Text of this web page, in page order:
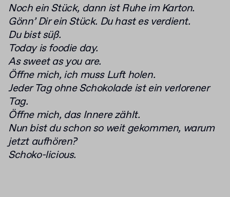
Noch ein Stück, dann ist Ruhe im Karton.
Gönn’ Dir ein Stück. Du hast es verdient.
Du bist süß.
Today is foodie day.
As sweet as you are.
Öffne mich, ich muss Luft holen.
Jeder Tag ohne Schokolade ist ein verlorener
Tag.
Öffne mich, das Innere zählt.
Nun bist du schon so weit gekommen, warum
jetzt aufhören?
Schoko-licious.